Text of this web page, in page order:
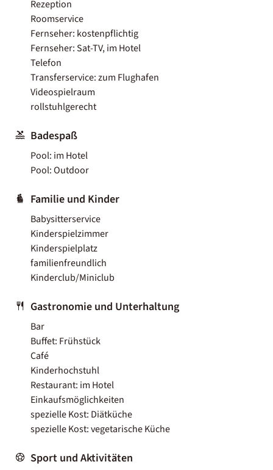
Rezeption
Roomservice
Fernseher: kostenpflichtig
Fernseher: Sat-TV, im Hotel
Telefon
Transferservice: zum Flughafen
Videospielraum
rollstuhlgerecht
Badespaß
Pool: im Hotel
Pool: Outdoor
Familie und Kinder
Babysitterservice
Kinderspielzimmer
Kinderspielplatz
familienfreundlich
Kinderclub/Miniclub
Gastronomie und Unterhaltung
Bar
Buffet: Frühstück
Café
Kinderhochstuhl
Restaurant: im Hotel
Einkaufsmöglichkeiten
spezielle Kost: Diätküche
spezielle Kost: vegetarische Küche
Sport und Aktivitäten